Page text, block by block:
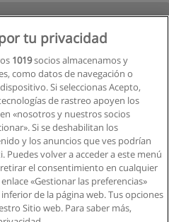
tu privacidad
1019socios almacenamos y
como datos de navegación o
Si seleccionas Acepto,
de rastreo apoyen los
«nosotros y nuestros socios
Si se deshabilitan los
y los anuncios que ves podrían
Puedes volver a acceder a este menú
el consentimiento en cualquier
«Gestionar las preferencias»
de la página web. Tus opciones
Sitio web. Para saber más,